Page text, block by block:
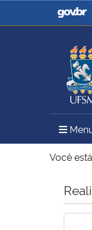
Casa Civil
Ministério
Você
Início